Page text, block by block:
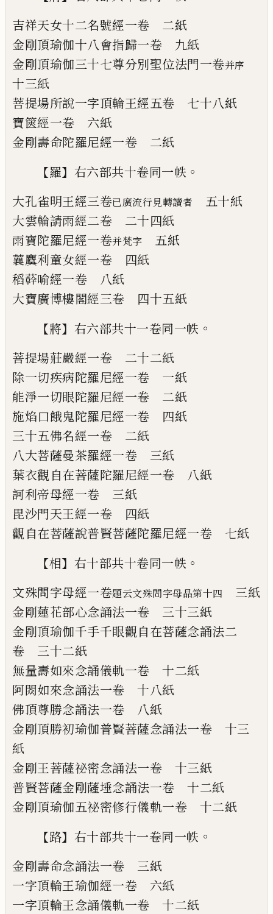
吉祥天女十二名號經一卷 二紙
金剛頂瑜伽十八會指歸一卷 九紙
金剛頂瑜伽三十七尊分別聖位法門一卷并序
十三紙
菩提場所說一字頂輪王經五卷 七十八紙
寶篋經一卷 六紙
金剛壽命陀羅尼經一卷 二紙
【羅】 右六部共十卷同一帙 。
大孔雀明王經三卷已廣流行見轉讀者
五十紙
大雲輪請雨經二卷 二十四紙
雨寶陀羅尼經一卷并梵字
五紙
蘘麌利童女經一卷 四紙
稻𦼮喻經一卷 八紙
大寶廣博樓閣經三卷 四十五紙
【將】 右六部共十一卷同一帙 。
菩提場莊嚴經一卷 二十二紙
除一切疾病陀羅尼經一卷 一紙
能淨一切眼陀羅尼經一卷 二紙
施焰口餓鬼陀羅尼經一卷 四紙
三十五佛名經一卷 二紙
八大菩薩曼茶羅經一卷 三紙
葉衣觀自在菩薩陀羅尼經一卷 八紙
訶利帝母經一卷 三紙
毘沙門天王經一卷 四紙
觀自在菩薩說普賢菩薩陀羅尼經一卷 七紙
【相】 右十部共十卷同一帙 。
文殊問字母經一卷題云文殊問字母品第十四
三紙
金剛蓮花部心念誦法一卷 三十三紙
金剛頂瑜伽千手千眼觀自在菩薩念誦法二
卷 三十二紙
無量壽如來念誦儀軌一卷 十二紙
阿閦如來念誦法一卷 十八紙
佛頂尊勝念誦法一卷 八紙
金剛頂勝初瑜伽普賢菩薩念誦法一卷 十三
紙
金剛王菩薩祕密念誦法一卷 十三紙
普賢菩薩金剛薩埵念誦法一卷 十二紙
金剛頂瑜伽五祕密修行儀軌一卷 十二紙
【路】 右十部共十一卷同一帙 。
金剛壽命念誦法一卷 三紙
一字頂輪王瑜伽經一卷 六紙
一字頂輪王念誦儀軌一卷 十二紙